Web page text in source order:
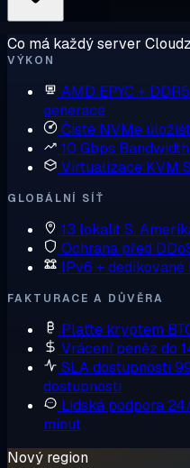
Co má každý server
VÝKON
AMD EPYC + DDR5
generace
Čisté NVMe
10 Gbps Bandwidth
Virtualizace KVM
GLOBÁLNÍ SÍŤ
13 lokalitS.
Ochrana před
IPv6 + dedikované
FAKTURACE A DŮVĚRA
Plaťte kryptem
Vrácení peněz do
SLA dostupnosti
dostupnosti
Lidská podpora
minut
Nový region